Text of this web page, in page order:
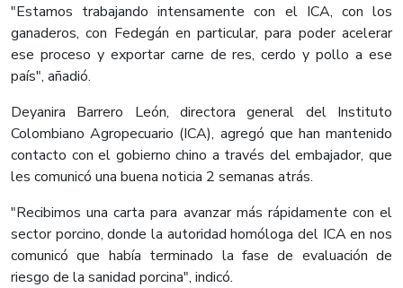
"Estamos trabajando intensamente con el ICA, con los
ganaderos, con Fedegán en particular, para poder acelerar
ese proceso y exportar carne de res, cerdo y pollo a ese
país", añadió.
Deyanira Barrero León, directora general del Instituto
Colombiano Agropecuario (ICA), agregó que han mantenido
contacto con el gobierno chino a través del embajador, que
les comunicó una buena noticia 2 semanas atrás.
"Recibimos una carta para avanzar más rápidamente con el
sector porcino, donde la autoridad homóloga del ICA en nos
comunicó que había terminado la fase de evaluación de
riesgo de la sanidad porcina", indicó.